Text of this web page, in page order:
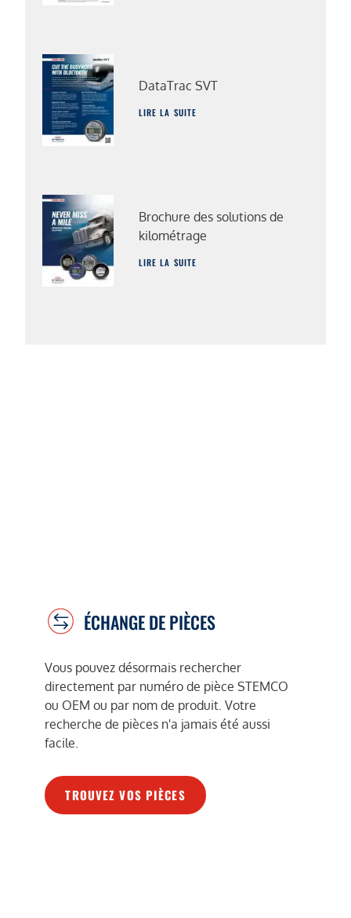
DataTrac SVT
LIRE LA SUITE
Brochure des solutions de
kilométrage
LIRE LA SUITE
ÉCHANGE DE PIÈCES
Vous pouvez désormais rechercher
directement par numéro de pièce STEMCO
ou OEM ou par nom de produit. Votre
recherche de pièces n'a jamais été aussi
facile.
TROUVEZ VOS PIÈCES